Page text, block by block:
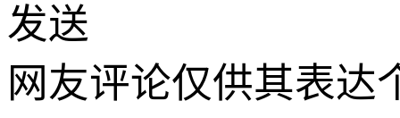
发送
网友评论仅供其表达